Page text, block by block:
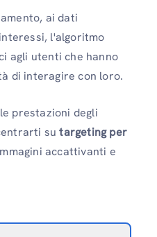
ai dati
l'algoritmo
agli utenti che hanno
di interagire con loro.
prestazioni degli
sutargeting per
accattivanti e